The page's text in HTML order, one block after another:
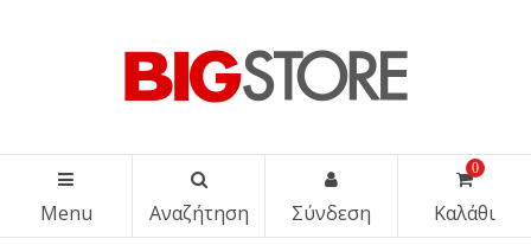
Menu Αναζήτηση Σύνδεση
0
Καλάθι